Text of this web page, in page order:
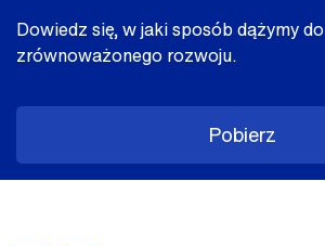
Dowiedz się, w jaki sposób dążymy do
zrównoważonego rozwoju.
Pobierz